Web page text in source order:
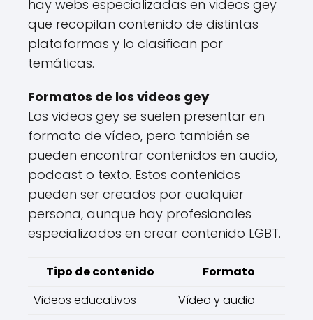
hay webs especializadas en videos gey
que recopilan contenido de distintas
plataformas y lo clasifican por
temáticas.
Formatos de los videos gey
Los videos gey se suelen presentar en
formato de vídeo, pero también se
pueden encontrar contenidos en audio,
podcast o texto. Estos contenidos
pueden ser creados por cualquier
persona, aunque hay profesionales
especializados en crear contenido LGBT.
Tipo de contenido
Formato
Videos educativos
Vídeo y audio